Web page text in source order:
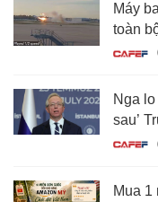
Máy
toàn
dưới
Nga
sau’
Mua 1